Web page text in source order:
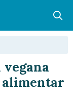
vegana
alimentar